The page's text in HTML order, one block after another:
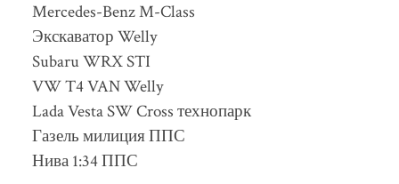
Mercedes-Benz M-Class
Экскаватор Welly
Subaru WRX STI
VW T4 VAN Welly
Lada Vesta SW Cross технопарк
Газель милиция ППС
Нива 1:34 ППС